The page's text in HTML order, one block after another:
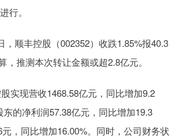
行。
，顺丰控股（002352）收跌1.85%报40.3
，推测本次转让金额或超2.8亿元。
实现营收1468.58亿元，同比增加9.2
的净利润57.38亿元，同比增加19.3
，同比增加16.00%。同时，公司财务状